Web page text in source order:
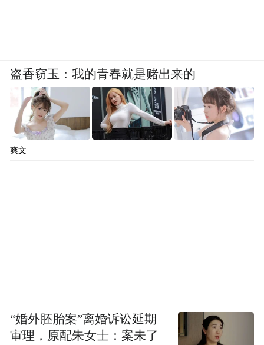
盗香窃玉：我的青春就是赌出来的
爽文
“婚外胚胎案”离婚诉讼延期
审理，原配朱女士：案未了